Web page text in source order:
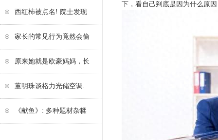
西红柿被点名! 院士发现
家长的常见行为竟然会偷
原来她就是欧豪妈妈，长
董明珠谈格力光储空调:
《献鱼》: 多种题材杂糅
下，看自己到底是因为什么原